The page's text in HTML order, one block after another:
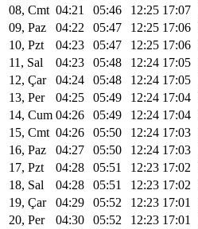
08, Cmt 04:21 05:46 12:25 17:07
09, Paz
04:22 05:47 12:25 17:06
10, Pzt
04:23 05:47 12:25 17:06
11, Sal
04:23 05:48 12:24 17:05
12, Çar
04:24 05:48 12:24 17:05
13, Per
04:25 05:49 12:24 17:04
14, Cum 04:26 05:49 12:24 17:04
15, Cmt 04:26 05:50 12:24 17:03
16, Paz
04:27 05:50 12:24 17:03
17, Pzt
04:28 05:51 12:23 17:02
18, Sal
04:28 05:51 12:23 17:02
19, Çar
04:29 05:52 12:23 17:01
20, Per
04:30 05:52 12:23 17:01